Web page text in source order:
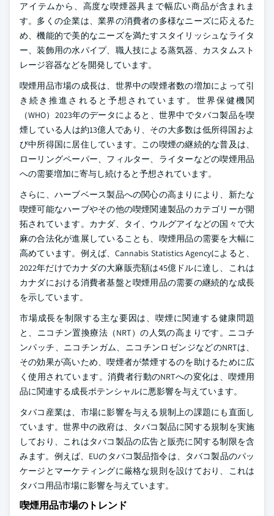
アイテムから、高度な喫煙器具まで幅広い商品が含まれま
す。多くの企業は、業界の消費者の多様なニーズに応えるた
め、機能的で美的なニーズを満たすスタイリッシュなライタ
ー、装飾用の水パイプ、職人技による蒸気器、カスタムスト
レージ容器などを開発しています。
喫煙用品市場の成長は、世界中の喫煙者数の増加によって引
き続き推進されると予想されています。世界保健機関
（WHO）2023年のデータによると、世界中でタバコ製品を喫
煙している人は約13億人であり、その大多数は低所得国およ
び中所得国に居住しています。この喫煙の継続的な普及は、
ローリングペーパー、フィルター、ライターなどの喫煙用品
への需要増加に寄与し続けると予想されています。
さらに、ハーブベース製品への関心の高まりにより、新たな
喫煙可能なハーブやその他の喫煙関連製品のカテゴリーが開
拓されています。カナダ、タイ、ウルグアイなどの国々で大
麻の合法化が進展していることも、喫煙用品の需要を大幅に
高めています。例えば、Cannabis Statistics Agencyによると、
2022年だけでカナダの大麻販売額は45億ドルに達し、これは
カナダにおける消費者基盤と喫煙用品の需要の継続的な成長
を示しています。
市場成長を制限する主な要因は、喫煙に関連する健康問題
と、ニコチン置換療法（NRT）の人気の高まりです。ニコチ
ンパッチ、ニコチンガム、ニコチンロゼンジなどのNRTは、
その効果が高いため、喫煙者が禁煙するのを助けるために広
く使用されています。消費者行動のNRTへの変化は、喫煙用
品に関連する成長ポテンシャルに悪影響を与えています。
タバコ産業は、市場に影響を与える規制上の課題にも直面し
ています。世界中の政府は、タバコ製品に関する規制を実施
しており、これはタバコ製品の広告と販売に関する制限を含
みます。例えば、EUのタバコ製品指令は、タバコ製品のパッ
ケージとマーケティングに厳格な規則を設けており、これは
タバコ用品市場に影響を与えています。
喫煙用品市場のトレンド